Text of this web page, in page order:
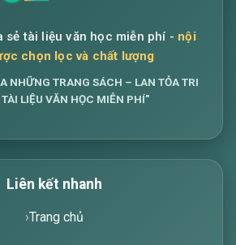
sẻ tài liệu văn học miễn phí - nội
chọn lọc và chất lượng
NHỮNG TRANG SÁCH – LAN TỎA TRI
LIỆU VĂN HỌC MIỄN PHÍ”
Liên kết nhanh
Trang chủ